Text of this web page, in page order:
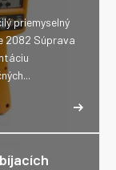
priemyselný
2082 Súprava